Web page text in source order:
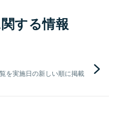
する情報
を実施日の新しい順に掲載